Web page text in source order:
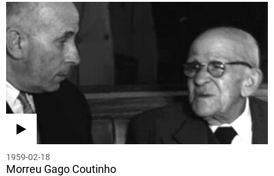
1959-02-18
Morreu Gago Coutinho